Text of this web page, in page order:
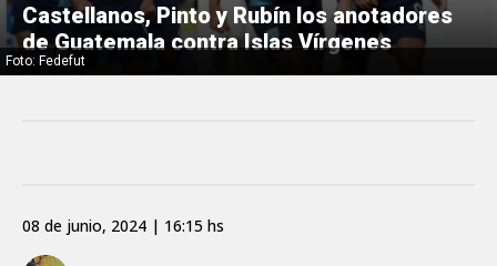
Foto: Fedefut
Castellanos, Pinto y Rubín los anotadores
de Guatemala contra Islas Vírgenes
08 de junio, 2024 | 16:15 hs